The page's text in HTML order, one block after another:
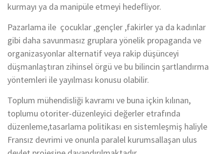
kurmayı ya da manipüle etmeyi hedefliyor.
Pazarlama ile çocuklar ,gençler ,fakirler ya da kadınlar
gibi daha savunmasız gruplara yönelik propaganda ve
organizasyonlar alternatif veya rakip düşünceyi
düşmanlaştıran zihinsel örgü ve bu bilincin şartlandırma
yöntemleri ile yayılması konusu olabilir.
Toplum mühendisliği kavramı ve buna içkin kılınan,
toplumu otoriter-düzenleyici değerler etrafında
düzenleme,tasarlama politikası en sistemleşmiş haliyle
Fransız devrimi ve onunla paralel kurumsallaşan ulus